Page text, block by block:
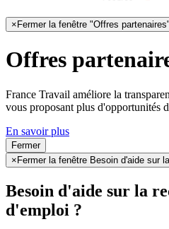
× Fermer la fenêtre "Offres partenaires"
Offres
France Travail améliore la
vous proposant plus d'opportunités
En savoir plus
Fermer
× Fermer la fenêtre Besoin d'aide sur
Besoin d'aide sur la
d'emploi ?